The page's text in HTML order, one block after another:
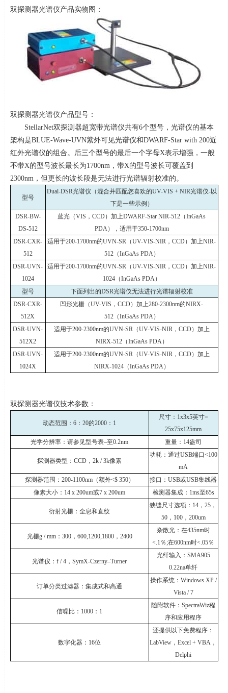
双探测器光谱仪产品实物图：
双探测器光谱仪产品型号：
StellarNet双探测器超宽带光谱仪共有6个型号，光谱仪的基本
架构是BLUE-Wave-UVN紫外可见光谱仪和DWARF-Star with 200近
红外光谱仪的组合。后三个型号的最后一个字母X表示增强，一般
不带X的型号波长最长为1700nm，带X的型号波长可覆盖到
2300nm，但更长的波长段是无法进行光谱辐射校准的。
型号
Dual-DSR光谱仪（混合并匹配您喜欢的UV-VIS + NIR光谱仪-以
下是一些示例）
DSR-BW-
DS-512
蓝光（VIS ，CCD）加上DWARF-Star NIR-512 （InGaAs
PDA），适用于350-1700nm
DSR-CXR-
512
适用于200-1700nm的UVN-SR （UV-VIS-NIR ，CCD）加上NIR-
512（InGaAs PDA）
DSR-UVN-
1024
适用于200-1700nm的UVN-SR （UV-VIS-NIR ，CCD）加上NIR-
1024（InGaAs PDA）
型号
下面列出的DSR光谱仪无法进行光谱辐射校准
DSR-CXR-
512X
凹形光栅（UV-VIS ，CCD）加上280-2300nm的NIRX-
512（InGaAs PDA）
DSR-UVN-
512X2
适用于200-2300nm的UVN-SR（UV-VIS-NIR， CCD）加上
NIRX-512（InGaAs PDA）
DSR-UVN-
1024X
适用于200-2300nm的UVN-SR（UV-VIS-NIR， CCD）加上
NIRX-1024（InGaAs PDA）
双探测器光谱仪技术参数：
动态范围：6 ：20的2000 ： 1
尺寸： 1x3x5英寸=
25x75x125mm
光学分辨率：请参见型号表–至0.2nm 重量： 14盎司
探测器类型：CCD ，2k / 3k像素
功耗：通过USB端口<100
mA
探测器范围： 200-1100nm（额外<$ 350） 接口：USB或USB集线器
像素大小： 14 x 200um或7 x 200um 检测器集成： 1ms至65s
衍射光栅：全息和直纹
狭缝尺寸选项： 14 ，25 ，
50， 100， 200um
光栅g / mm： 300， 600,1200,1800， 2400
杂散光：在435nm时
<.1 ％ ;在600nm时<.05％
光谱仪：f / 4 ，SymX-Czerny–Turner
光纤输入： SMA905
0.22na单纤
订单分类过滤器：集成式和高通
操作系统： Windows XP /
Vista / 7
信噪比： 1000 ： 1
随附软件：SpectraWiz程
序和应用程序
数字化器： 16位
还提供以下免费程序：
LabView ，Excel + VBA ，
Delphi